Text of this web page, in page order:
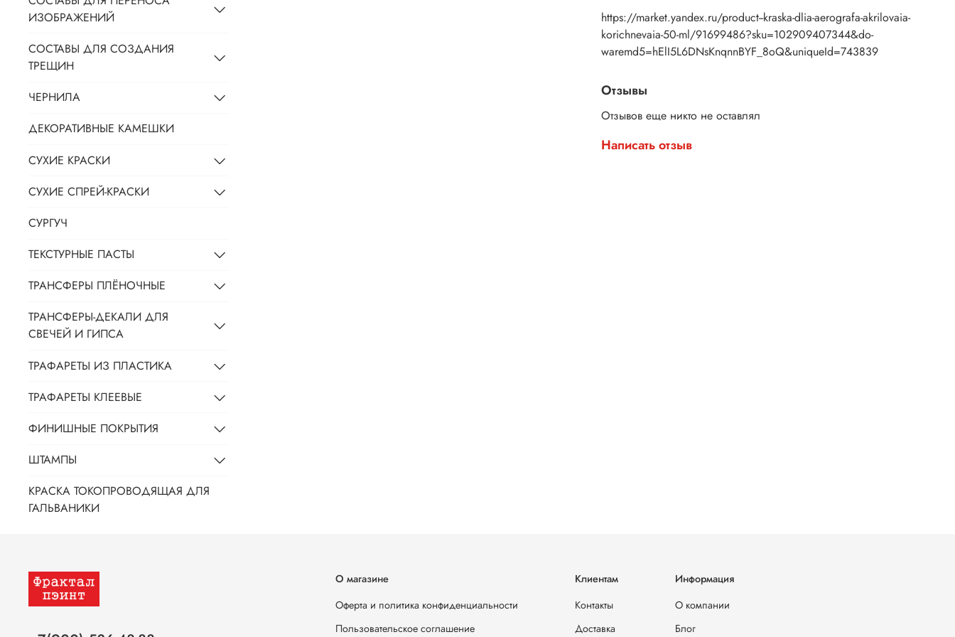
https://market.yandex.ru/product--kraska-dlia-aerografa-akrilovaia-
korichnevaia-50-ml/91699486?sku=102909407344&do-
waremd5=hElI5L6DNsKnqnnBYF_8oQ&uniqueId=743839
Отзывы
Отзывов еще никто не оставлял
Написать отзыв
ИЗОБРАЖЕНИЙ
СОСТАВЫ ДЛЯ СОЗДАНИЯ
ТРЕЩИН
ЧЕРНИЛА
ДЕКОРАТИВНЫЕ КАМЕШКИ
СУХИЕ КРАСКИ
СУХИЕ СПРЕЙ-КРАСКИ
СУРГУЧ
ТЕКСТУРНЫЕ ПАСТЫ
ТРАНСФЕРЫ ПЛЁНОЧНЫЕ
ТРАНСФЕРЫ-ДЕКАЛИ ДЛЯ
СВЕЧЕЙ И ГИПСА
ТРАФАРЕТЫ ИЗ ПЛАСТИКА
ТРАФАРЕТЫ КЛЕЕВЫЕ
ФИНИШНЫЕ ПОКРЫТИЯ
ШТАМПЫ
КРАСКА ТОКОПРОВОДЯЩАЯ ДЛЯ
ГАЛЬВАНИКИ
О магазине
Оферта и политика конфиденциальности
Пользовательское соглашение
Клиентам
Контакты
Доставка
Информация
О компании
Блог